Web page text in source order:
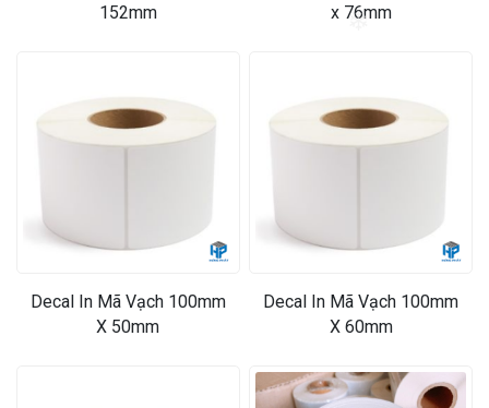
152mm
x 76mm
Decal In Mã Vạch 100mm
X 50mm
Decal In Mã Vạch 100mm
X 60mm